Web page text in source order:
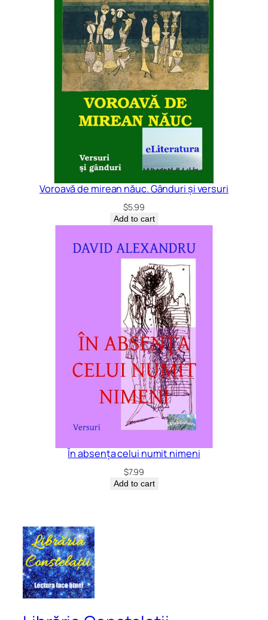
Voroavă de mirean năuc. Gânduri și versuri
$5.99
Add to cart
În absența celui numit nimeni
$7.99
Add to cart